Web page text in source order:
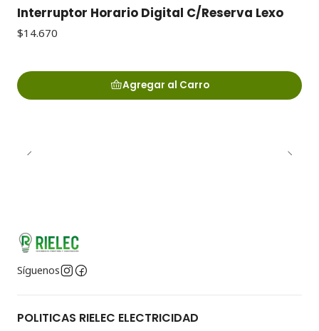
Interruptor Horario Digital C/Reserva Lexo
$14.670
Agregar al Carro
Síguenos
POLITICAS RIELEC ELECTRICIDAD